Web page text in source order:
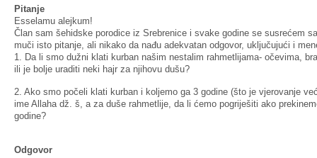
Pitanje
Esselamu alejkum!
Član sam šehidske porodice iz Srebrenice i svake godine se susrećem
muči isto pitanje, ali nikako da nađu adekvatan odgovor, uključujući i
1. Da li smo dužni klati kurban našim nestalim rahmetlijama- očevima,
ili je bolje uraditi neki hajr za njihovu dušu?
2. Ako smo počeli klati kurban i koljemo ga 3 godine (što je vjerovanje
ime Allaha dž. š, a za duše rahmetlije, da li ćemo pogriješiti ako
godine?
Odgovor